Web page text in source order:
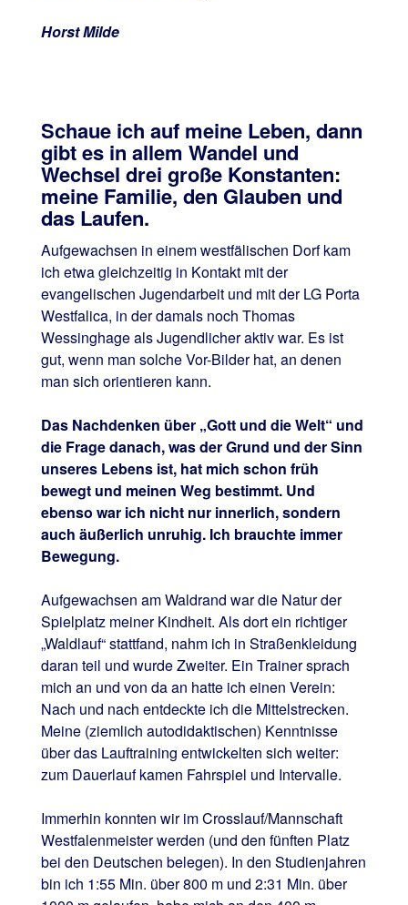
Horst Milde
Schaue ich auf meine Leben, dann
gibt es in allem Wandel und
Wechsel drei große Konstanten:
meine Familie, den Glauben und
das Laufen.
Aufgewachsen in einem westfälischen Dorf kam
ich etwa gleichzeitig in Kontakt mit der
evangelischen Jugendarbeit und mit der LG Porta
Westfalica, in der damals noch Thomas
Wessinghage als Jugendlicher aktiv war. Es ist
gut, wenn man solche Vor-Bilder hat, an denen
man sich orientieren kann.
Das Nachdenken über „Gott und die Welt“ und
die Frage danach, was der Grund und der Sinn
unseres Lebens ist, hat mich schon früh
bewegt und meinen Weg bestimmt. Und
ebenso war ich nicht nur innerlich, sondern
auch äußerlich unruhig. Ich brauchte immer
Bewegung.
Aufgewachsen am Waldrand war die Natur der
Spielplatz meiner Kindheit. Als dort ein richtiger
„Waldlauf“ stattfand, nahm ich in Straßenkleidung
daran teil und wurde Zweiter. Ein Trainer sprach
mich an und von da an hatte ich einen Verein:
Nach und nach entdeckte ich die Mittelstrecken.
Meine (ziemlich autodidaktischen) Kenntnisse
über das Lauftraining entwickelten sich weiter:
zum Dauerlauf kamen Fahrspiel und Intervalle.
Immerhin konnten wir im Crosslauf/Mannschaft
Westfalenmeister werden (und den fünften Platz
bei den Deutschen belegen). In den Studienjahren
bin ich 1:55 Min. über 800 m und 2:31 Min. über